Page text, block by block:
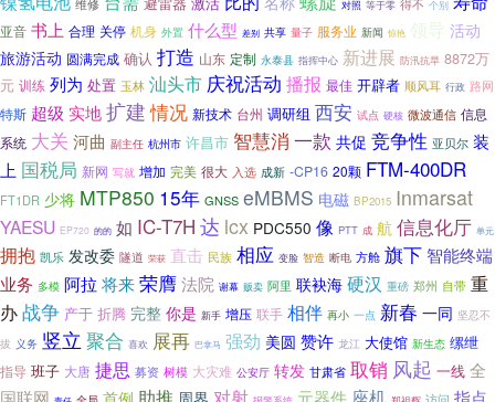
对照 等于零 个别
亚音 书上 合理 关停 机身 外置 什么型 差别 共享 量子 服务业 新闻 惊艳 领导 活动
旅游活动 圆满完成 确认 打造 山东 定制 永泰县 指挥中心 新进展 防汛抗旱 8872万
元 训练 列为 处置 玉林 汕头市 庆祝活动 播报 最佳 开辟者 顺风耳 行政 路网
特斯 超级 实地扩建 情况 新技术 台州 调研组 西安 试点 硬核 微波通信 信息
系统 大关 河曲 副主任 杭州市 许昌市 智慧消 一款 共促 竞争性 亚贝尔 装
上 国税局 新网 写就 增加 完美 很大 入选 成新 -CP16 20颗 FTM-400DR
FT1DR 少将 MTP850 15年 GNSS eMBMS 电磁 BP2015 Inmarsat
YAESU EP720 的的 如 IC-T7H 达 lcx PDC550 像 PTT 成 航 信息化厅 单元
拥抱 凯乐 发改委 隧道 荣获 直击 民族 相应 变脸 智造 断电 方舱 旗下 智能终端
业务 多模 阿拉 将来荣膺法院 谢幕 贩卖 阿里 联袂海 硬汉 重磅 郑州 自带 重
办战争 产于 折腾 完整 你是 新手 增压 联手 相伴 再小 一点 新春 一同 坚忍不
拔 义务 竖立 聚合 喜欢 展再 巴拿马 强劲 美圆 赞许 龙江 大使馆 新生态 缧绁
指导 班子 大唐 捷思 募资 树模 大灾难 公安厅 转发 甘肃省 取销 风起 一线 全
国联网
首例 周界 对射 元器件 座机 指点